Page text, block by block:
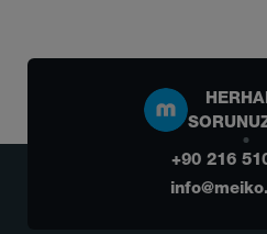
+90 216